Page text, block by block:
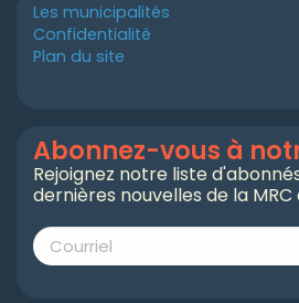
Les municipalités
Confidentialité
Plan du site
Abonnez-vous à
Rejoignez notre liste
dernières nouvelles de la